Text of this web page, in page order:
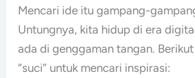
Mencari ide itu gampang-
Untungnya, kita hidup di era
ada di genggaman tangan.
“suci” untuk mencari inspirasi: